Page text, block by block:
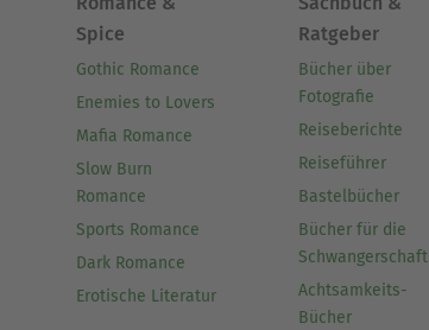
Spice
Gothic Romance
Enemies to Lovers
Mafia Romance
Slow Burn
Romance
Sports Romance
Dark Romance
Erotische Literatur
Ratgeber
Bücher über
Fotografie
Reiseberichte
Reiseführer
Bastelbücher
Bücher für die
Schwangerschaft
Achtsamkeits-
Bücher